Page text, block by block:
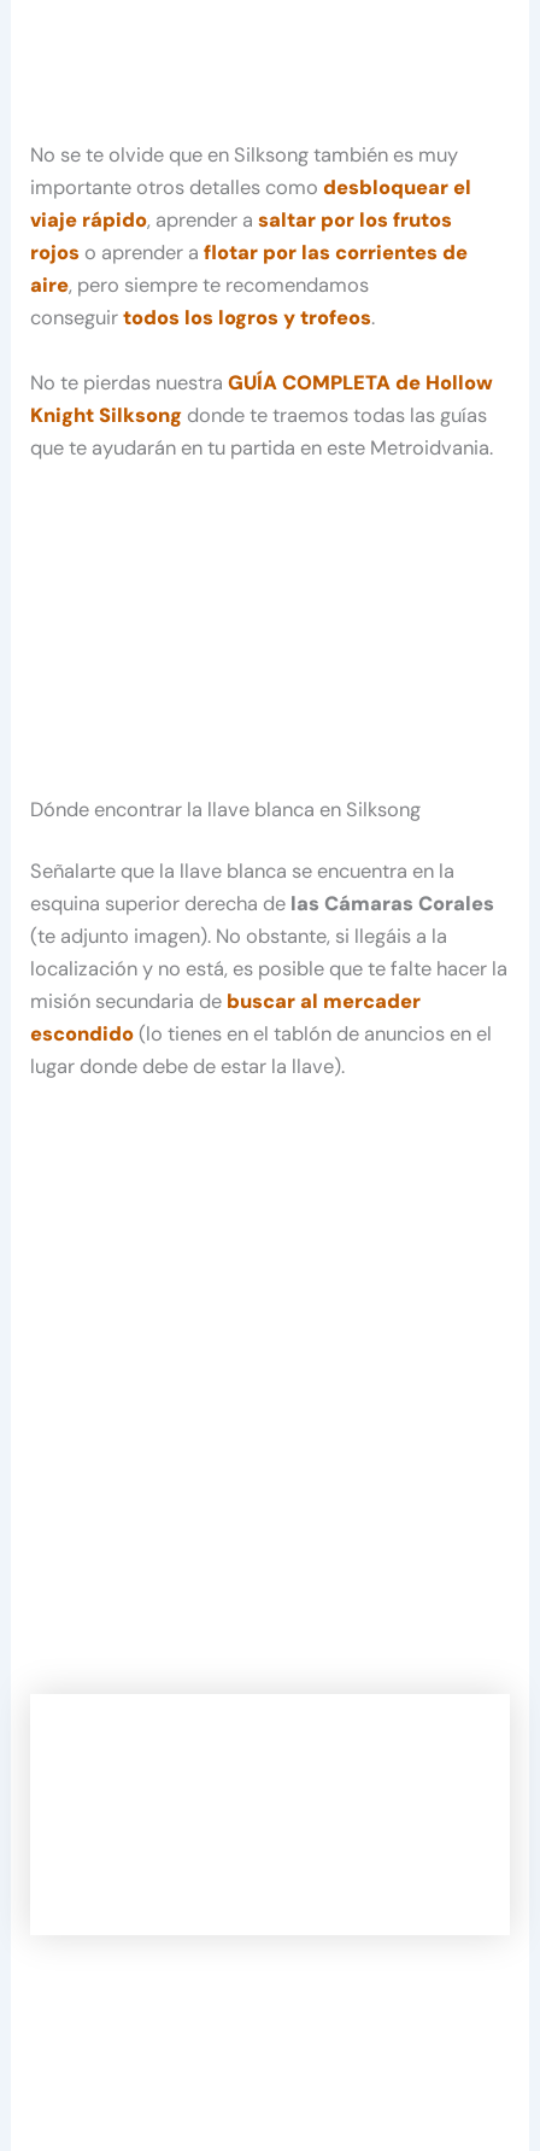
No se te olvide que en Silksong también es muy
importante otros detalles comodesbloquear el
viaje rápido, aprender asaltar por los frutos
rojos o aprender a flotar por las corrientes de
aire, pero siempre te recomendamos
conseguirtodos los logros y trofeos.
No te pierdas nuestraGUÍA COMPLETA de Hollow
Knight Silksong donde te traemos todas las guías
que te ayudarán en tu partida en este Metroidvania.
Dónde encontrar la llave blanca en Silksong
Señalarte que la llave blanca se encuentra en la
esquina superior derecha de las Cámaras Corales
(te adjunto imagen). No obstante, si llegáis a la
localización y no está, es posible que te falte hacer la
misión secundaria de buscar al mercader
escondido(lo tienes en el tablón de anuncios en el
lugar donde debe de estar la llave).